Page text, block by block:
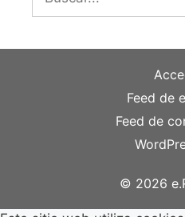
Feed de
Feed de
© 2026